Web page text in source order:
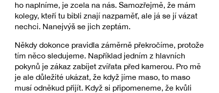
ho naplníme, je zcela na nás. Samozřejmě, že mám
kolegy, kteří tu bibli znají nazpaměť, ale já se jí vázat
nechci. Nanejvýš se jich zeptám.
Někdy dokonce pravidla záměrně překročíme, protože
tím něco sledujeme. Například jedním z hlavních
pokynů je zákaz zabíjet zvířata před kamerou. Pro mě
je ale důležité ukázat, že když jíme maso, to maso
musí odněkud přijít. Když si připomeneme, že kvůli